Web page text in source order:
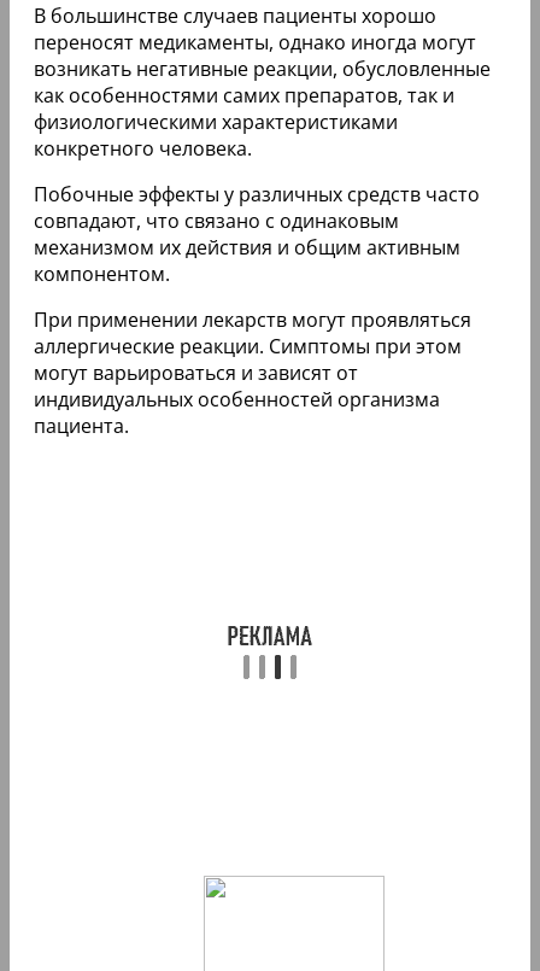
В большинстве случаев пациенты хорошо
переносят медикаменты, однако иногда могут
возникать негативные реакции, обусловленные
как особенностями самих препаратов, так и
физиологическими характеристиками
конкретного человека.
Побочные эффекты у различных средств часто
совпадают, что связано с одинаковым
механизмом их действия и общим активным
компонентом.
При применении лекарств могут проявляться
аллергические реакции. Симптомы при этом
могут варьироваться и зависят от
индивидуальных особенностей организма
пациента.